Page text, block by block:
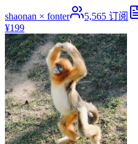
shaonan × fonter 5,565 订阅
¥199